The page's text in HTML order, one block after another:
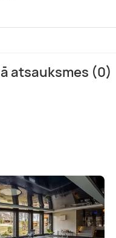
atsauksmes (0)